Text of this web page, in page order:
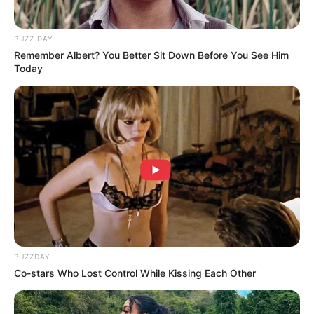
(foto: instagram/@naomi.paulinda)
BUZZ DAY
Remember Albert? You Better Sit Down Before You See Him
Today
BUZZDAY
Co-stars Who Lost Control While Kissing Each Other